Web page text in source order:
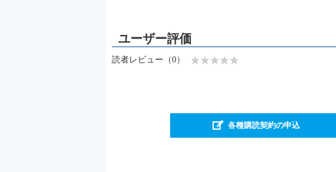
読者レビュー（0）
各種購読契約の申込